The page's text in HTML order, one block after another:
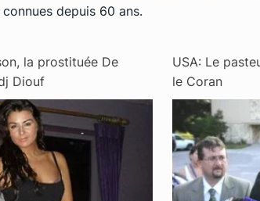
depuis 60 ans.
la prostituée De
Diouf
USA: Le
le Coran